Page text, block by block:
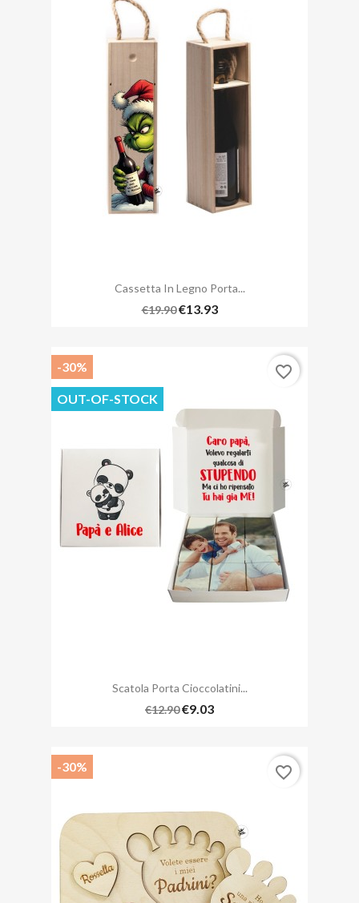
Cassetta In Legno Porta...
€19.90 €13.93
Scatola Porta Cioccolatini...
€12.90€9.03
-30%
OUT-OF-STOCK
favorite_border
-30% favorite_border